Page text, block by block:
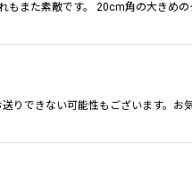
もまた素敵です。 20cm角の大きめ
りできない可能性もございます。お